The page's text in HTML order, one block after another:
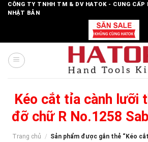
SkipCÔNG TY TNHH TM & DV HATOK - CUNG CẤP
NHẬT BẢN
Kéo cắt tỉa cành lưỡi
đỡ chữ R No.1258
Trang chủ / Sản phẩm được gắn thẻ “Kéo